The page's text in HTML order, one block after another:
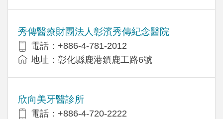
秀傳醫療財團法人彰濱秀傳紀念醫院
電話：+886-4-781-2012
地址：彰化縣鹿港鎮鹿工路6號
欣向美牙醫診所
電話：+886-4-720-2222